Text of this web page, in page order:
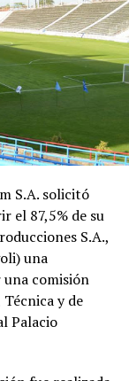
S.A. solicitó
el 87,5% de su
S.A.,
una
una comisión
y de
Palacio